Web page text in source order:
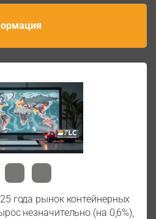
года рынок контейнерных
незначительно (на 0,6%),